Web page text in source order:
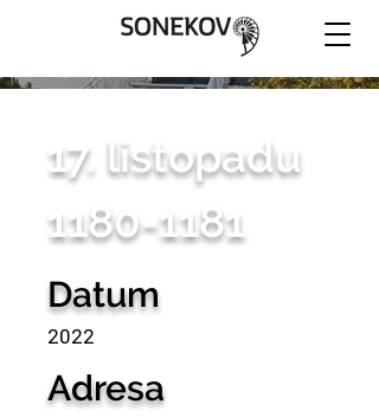
17. listopadu
1180-1181
Datum
2022
Adresa